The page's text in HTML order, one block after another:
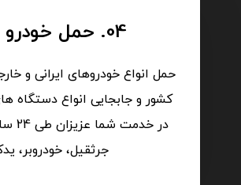
04. حمل خودرو تهران
حمل انواع خودروهای ایرانی و
کشور و جابجایی انواع دستگاه
در
جرثقیل، خودروبر،